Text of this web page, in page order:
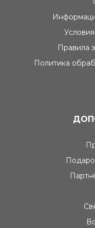
Правила
Политика